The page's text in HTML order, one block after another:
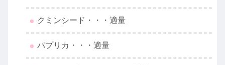
クミンシード・・・適量
パプリカ・・・適量